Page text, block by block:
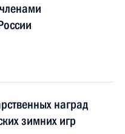
наград
зимних игр